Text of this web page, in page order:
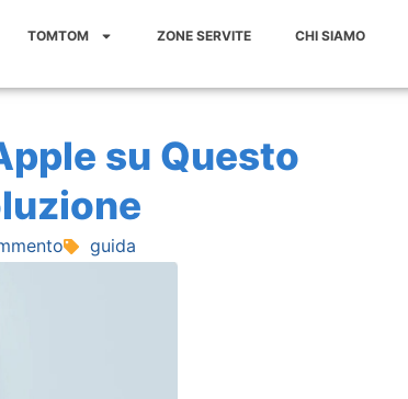
TOMTOM ZONE SERVITE CHI SIAMO
su Questo
guida